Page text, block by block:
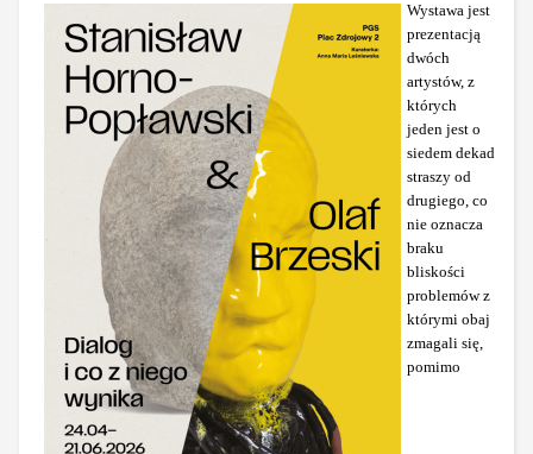
Wystawa jest
prezentacją
dwóch
artystów, z
których
jeden jest o
siedem dekad
straszy od
drugiego, co
nie oznacza
braku
bliskości
problemów z
którymi obaj
zmagali się,
pomimo